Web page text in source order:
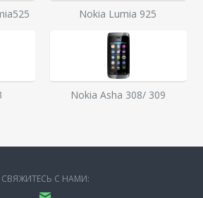
Nokia Lumia 925
Nokia Asha 308/ 309
СВЯЖИТЕСЬ С НАМИ: